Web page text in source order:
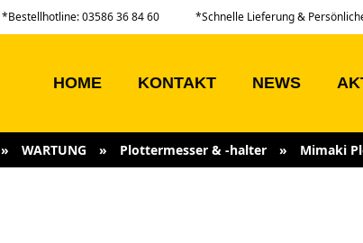
*Bestellhotline: 03586 36 84 60 *Schnelle Lieferung &
HOME KONTAKT NEWS
» WARTUNG » Plottermesser & -halter » Mimaki